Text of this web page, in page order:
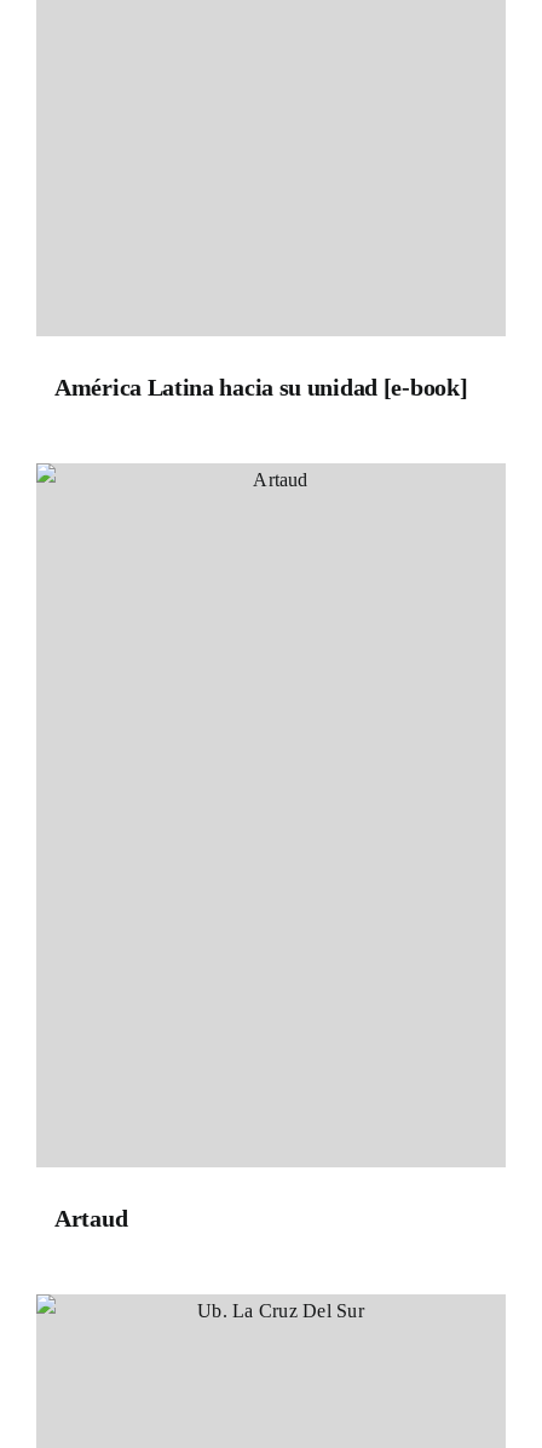
América Latina hacia su unidad [e-book]
Artaud